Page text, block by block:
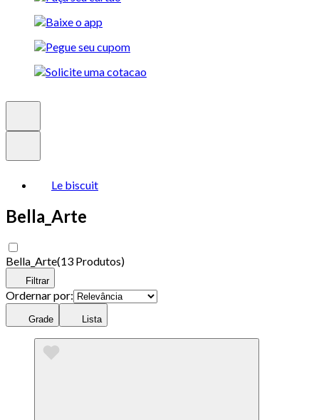
Le biscuit
Bella_Arte
Bella_Arte(13 Produtos)
Filtrar
Ordernar por:
Grade Lista